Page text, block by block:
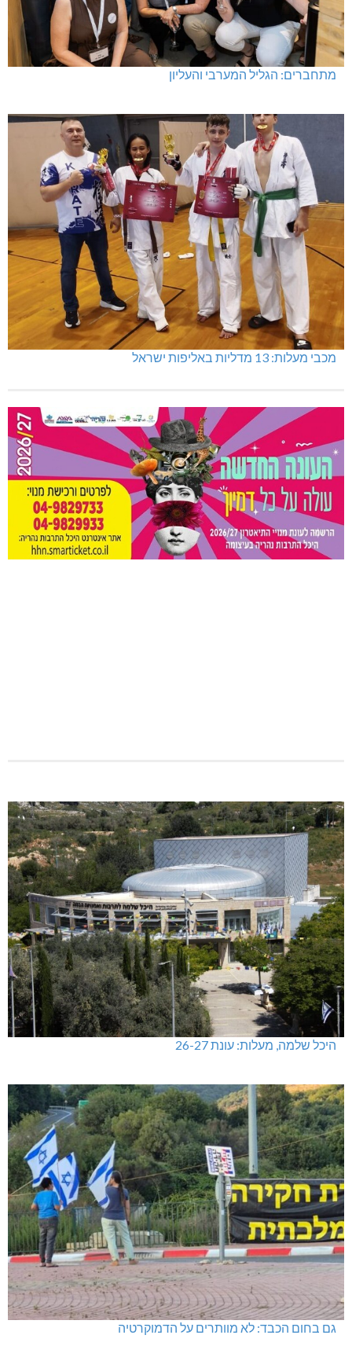
מתחברים: הגליל המערבי והעליון
מכבי מעלות: 13 מדליות באליפות ישראל
היכל שלמה, מעלות: עונת 26-27
גם בחום הכבד: לא מוותרים על הדמוקרטיה